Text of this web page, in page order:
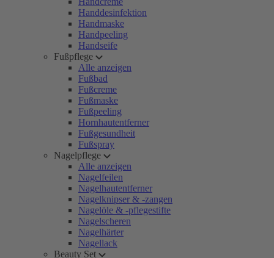
Handdesinfektion
Handmaske
Handpeeling
Handseife
Fußpflege
Alle anzeigen
Fußbad
Fußcreme
Fußmaske
Fußpeeling
Hornhautentferner
Fußgesundheit
Fußspray
Nagelpflege
Alle anzeigen
Nagelfeilen
Nagelhautentferner
Nagelknipser & -zangen
Nagelöle & -pflegestifte
Nagelscheren
Nagelhärter
Nagellack
Beauty Set